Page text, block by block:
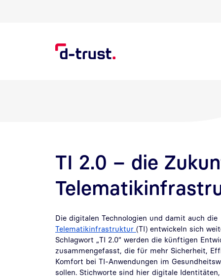
TI 2.0 – die
Die digitalen Technologien und damit auch die
Telematikinfrastruktur (TI) entwickeln sich
Schlagwort „TI 2.0“ werden die künftigen
zusammengefasst, die für mehr Sicherheit,
Komfort bei TI-Anwendungen im
sollen. Stichworte sind hier digitale